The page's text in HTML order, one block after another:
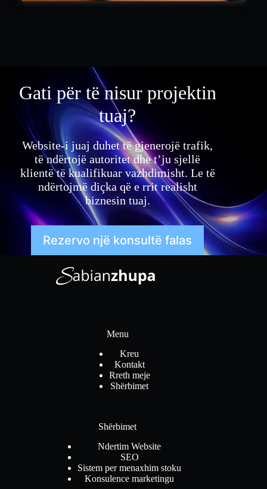
Gati për të nisur projektin
tuaj?
Website-i juaj duhet të gjenerojë trafik,
të ndërtojë autoritet dhe t’ju sjellë
klientë të kualifikuar vazhdimisht. Le të
ndërtojmë diçka që e rrit realisht
biznesin tuaj.
Rezervo një konsultë falas
Menu
Kreu
Kontakt
Rreth meje
Shërbimet
Shërbimet
Ndertim Website
SEO
Sistem per menaxhim stoku
Konsulence marketingu